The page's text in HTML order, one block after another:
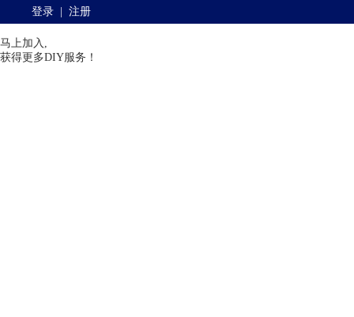
登录 注册
马上加入,
获得更多DIY服务！